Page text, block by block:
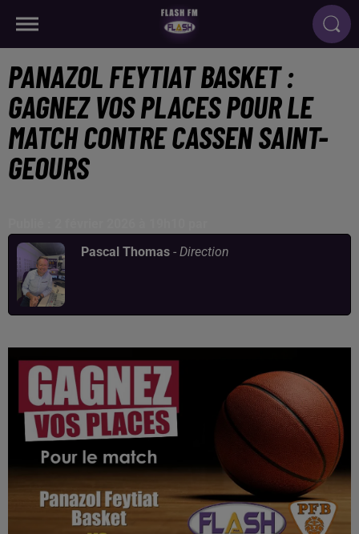
PANAZOL FEYTIAT BASKET :
GAGNEZ VOS PLACES POUR LE
MATCH CONTRE CASSEN SAINT-
GEOURS
Pascal Thomas - Direction